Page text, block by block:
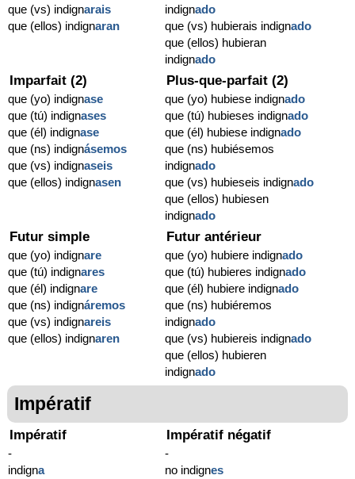
que (vs) indignarais
que (ellos) indignaran
indignado
que (vs) hubierais indignado
que (ellos) hubieran
indignado
Imparfait (2)
que (yo) indignase
que (tú) indignases
que (él) indignase
que (ns) indignásemos
que (vs) indignaseis
que (ellos) indignasen
Plus-que-parfait (2)
que (yo) hubiese indignado
que (tú) hubieses indignado
que (él) hubiese indignado
que (ns) hubiésemos
indignado
que (vs) hubieseis indignado
que (ellos) hubiesen
indignado
Futur simple
que (yo) indignare
que (tú) indignares
que (él) indignare
que (ns) indignáremos
que (vs) indignareis
que (ellos) indignaren
Futur antérieur
que (yo) hubiere indignado
que (tú) hubieres indignado
que (él) hubiere indignado
que (ns) hubiéremos
indignado
que (vs) hubiereis indignado
que (ellos) hubieren
indignado
Impératif
Impératif
-
indigna
Impératif négatif
-
no indignes